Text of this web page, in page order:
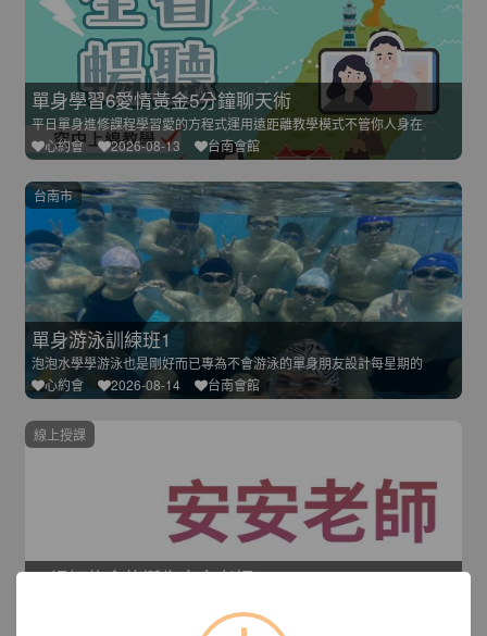
單身學習6愛情黃金5分鐘聊天術
平日單身進修課程學習愛的方程式運用遠距離教學模式不管你人身在
心約會
2026-08-13 台南會館
單身游泳訓練班1
泡泡水學學游泳也是剛好而已專為不會游泳的單身朋友設計每星期的
心約會
2026-08-14 台南會館
台南市
一場好約會的誕生安安老師
新竹會館
線上授課